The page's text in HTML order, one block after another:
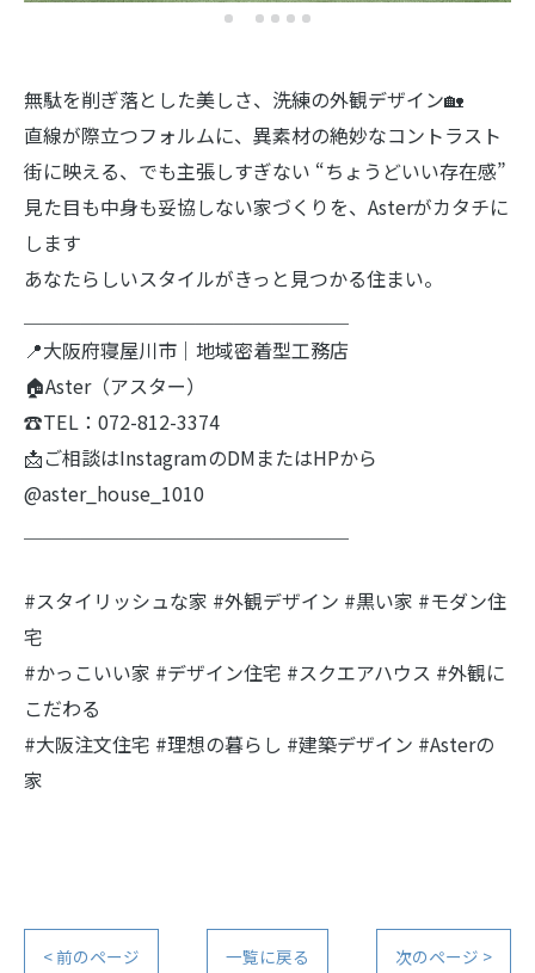
無駄を削ぎ落とした美しさ、洗練の外観デザイン🏡
直線が際立つフォルムに、異素材の絶妙なコントラスト
街に映える、でも主張しすぎない “ちょうどいい存在感”
見た目も中身も妥協しない家づくりを、Asterがカタチに
します
あなたらしいスタイルがきっと見つかる住まい。
📍大阪府寝屋川市｜地域密着型工務店
🏠Aster（アスター）
☎TEL：072-812-3374
📩ご相談はInstagramのDMまたはHPから
@aster_house_1010
#スタイリッシュな家 #外観デザイン #黒い家 #モダン住
宅
#かっこいい家 #デザイン住宅 #スクエアハウス #外観に
こだわる
#大阪注文住宅 #理想の暮らし #建築デザイン #Asterの
家
< 前のページ 一覧に戻る 次のページ >